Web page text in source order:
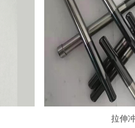
拉伸